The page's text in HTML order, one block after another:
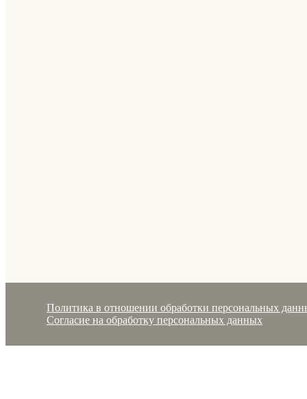
Политика в отношении обработки персональных
Согласие на обработку персональных данных